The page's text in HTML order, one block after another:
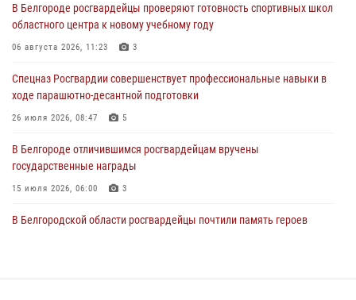
06 августа 2026, 12:05 3
В Белгороде росгвардейцы проверяют готовность спортивных школ
06 августа 2026, 11:23 3
Росгвардия обеспечила общественную безопасность празднования
фашистких захватчиков
06 августа 2026, 06:54 3
В Белгороде росгвардейцы проверяют готовность спортивных школ
областного центра к новому учебному году
06 августа 2026, 11:23 3
Спецназ Росгвардии совершенствует профессиональные навыки в
ходе парашютно-десантной подготовки
26 июля 2026, 08:47 5
В Белгороде отличившимся росгвардейцам вручены
государственные награды
15 июля 2026, 06:00 3
В Белгородской области росгвардейцы почтили память героев